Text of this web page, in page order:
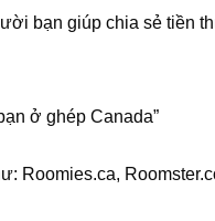
bạn giúp chia sẻ tiền
ở ghép Canada”
Roomies.ca,